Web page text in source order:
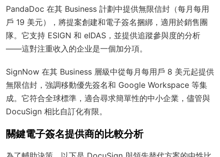
PandaDoc 在其 Business 計劃中提供無限信封（每月每用
戶 19 美元），將提案創建和電子簽名捆綁，適用於銷售團
隊。它支持 ESIGN 和 eIDAS，並提供追蹤參與度的分析
——這對注重收入的企业是一個加分項。
SignNow 在其 Business 層級中從每月每用戶 8 美元起提供
無限信封，強調移動優先簽名和 Google Workspace 等集
成。它符合全球標準，適合尋求簡單性的中小企業，儘管與
DocuSign 相比自訂化有限。
關鍵電子簽名提供商的比較分析